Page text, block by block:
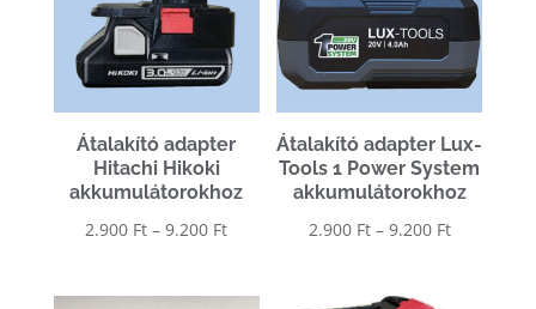
Átalakító adapter
Hitachi Hikoki
akkumulátorokhoz
2.900 Ft – 9.200 FtÁrtartomány:
-
Átalakító adapter Lux-
Tools 1 Power System
akkumulátorokhoz
2.900 Ft – 9.200 Ft